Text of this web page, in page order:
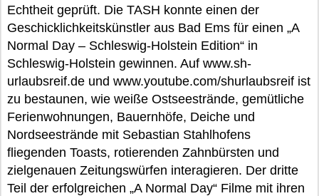
Echtheit geprüft. Die TASH konnte einen der
Geschicklichkeitskünstler aus Bad Ems für einen „A
Normal Day – Schleswig-Holstein Edition“ in
Schleswig-Holstein gewinnen. Auf www.sh-
urlaubsreif.de und www.youtube.com/shurlaubsreif ist
zu bestaunen, wie weiße Ostseestrände, gemütliche
Ferienwohnungen, Bauernhöfe, Deiche und
Nordseestrände mit Sebastian Stahlhofens
fliegenden Toasts, rotierenden Zahnbürsten und
zielgenauen Zeitungswürfen interagieren. Der dritte
Teil der erfolgreichen „A Normal Day“ Filme mit ihren